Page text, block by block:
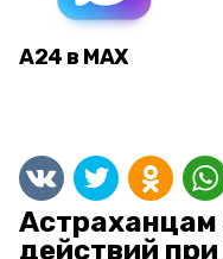
А24 в MAX
действий